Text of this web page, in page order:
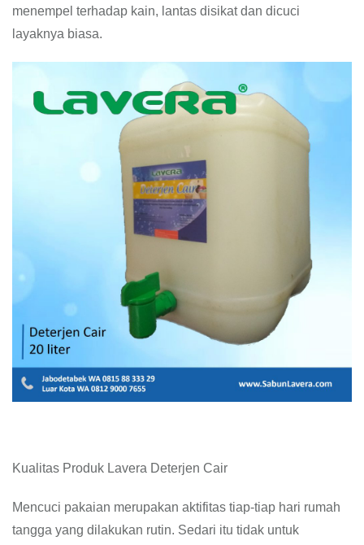
menempel terhadap kain, lantas disikat dan dicuci
layaknya biasa.
Kualitas Produk Lavera Deterjen Cair
Mencuci pakaian merupakan aktifitas tiap-tiap hari rumah
tangga yang dilakukan rutin. Sedari itu tidak untuk